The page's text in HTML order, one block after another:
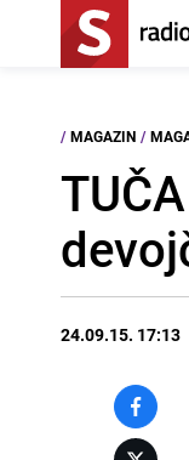
/ MAGAZIN /
24.09.15. 17:13